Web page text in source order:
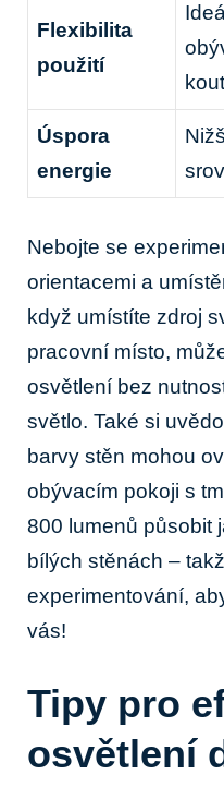
Flexibilita
použití
Úspora
energie
Nebojte se⁣
orientacemi a
když‌ umístíte⁣ zdroj
pracovní místo,
osvětlení bez
světlo. Také si⁣
‍barvy ⁤stěn mohou⁣
obývacím pokoji s
800 lumenů působit
bílých ​stěnách –
experimentování,
‌vás!
Tipy pro
osvětlení